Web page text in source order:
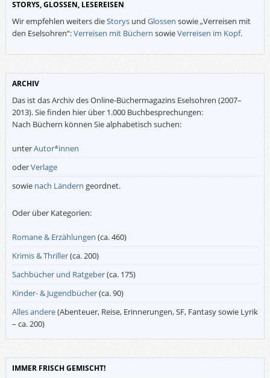
STORYS, GLOSSEN, LESEREISEN
Wir empfehlen weiters dieStorysund Glossen sowie „Verreisen mit
den Eselsohren“:Verreisen mit Büchern sowieVerreisen im Kopf.
ARCHIV
Das ist das Archiv des Online-Büchermagazins Eselsohren (2007–
2013). Sie finden hier über 1.000 Buchbesprechungen:
Nach Büchern können Sie alphabetisch suchen:
unterAutor*innen
oderVerlage
sowie nach Ländern geordnet.
Oder über Kategorien:
Romane & Erzählungen (ca. 460)
Krimis & Thriller(ca. 200)
Sachbücher und Ratgeber(ca. 175)
Kinder- & Jugendbücher(ca. 90)
Alles andere(Abenteuer, Reise, Erinnerungen, SF, Fantasy sowie Lyrik
– ca. 200)
IMMER FRISCH GEMISCHT!